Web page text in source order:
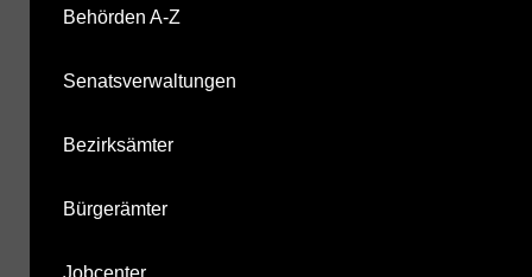
Behörden A-Z
Senatsverwaltungen
Bezirksämter
Bürgerämter
Jobcenter